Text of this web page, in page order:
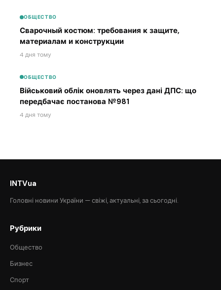
ОБЩЕСТВО
Сварочный костюм: требования к защите,
материалам и конструкции
4 дня тому
ОБЩЕСТВО
Військовий облік оновлять через дані ДПС: що
передбачає постанова №981
4 дня тому
INTVua
Головні новини України — свіжі, актуальні, за сьогодні.
Рубрики
Общество
Бизнес
Спорт